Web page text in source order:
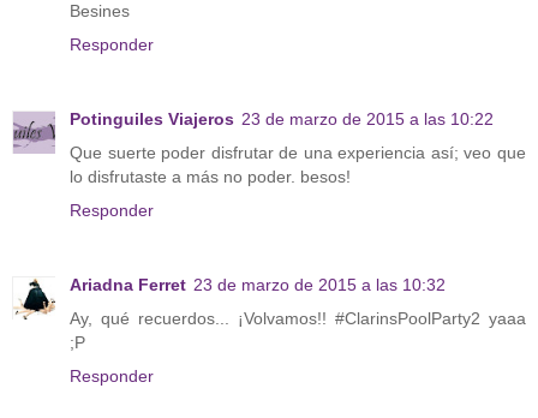
Besines
Responder
Potinguiles Viajeros 23 de marzo de 2015 a las 10:22
Que suerte poder disfrutar de una experiencia así; veo que
lo disfrutaste a más no poder. besos!
Responder
Ariadna Ferret 23 de marzo de 2015 a las 10:32
Ay, qué recuerdos... ¡Volvamos!! #ClarinsPoolParty2 yaaa
;P
Responder